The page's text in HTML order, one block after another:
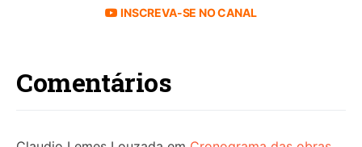
INSCREVA-SE NO CANAL
Comentários